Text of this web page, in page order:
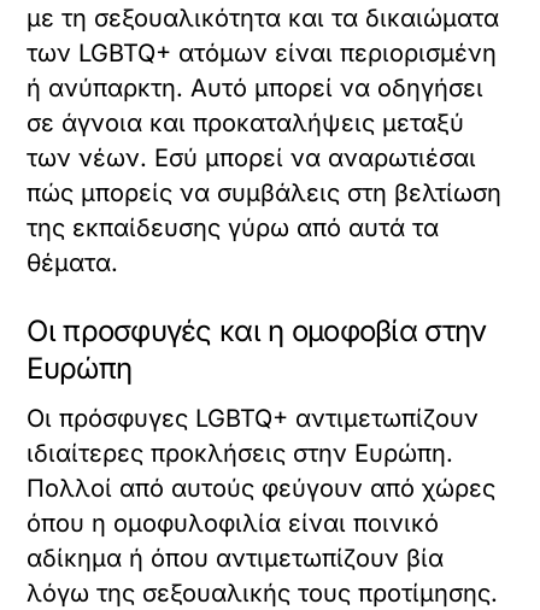
με τη σεξουαλικότητα και τα δικαιώματα
των LGBTQ+ ατόμων είναι περιορισμένη
ή ανύπαρκτη. Αυτό μπορεί να οδηγήσει
σε άγνοια και προκαταλήψεις μεταξύ
των νέων. Εσύ μπορεί να αναρωτιέσαι
πώς μπορείς να συμβάλεις στη βελτίωση
της εκπαίδευσης γύρω από αυτά τα
θέματα.
Οι προσφυγές και η ομοφοβία στην
Ευρώπη
Οι πρόσφυγες LGBTQ+ αντιμετωπίζουν
ιδιαίτερες προκλήσεις στην Ευρώπη.
Πολλοί από αυτούς φεύγουν από χώρες
όπου η ομοφυλοφιλία είναι ποινικό
αδίκημα ή όπου αντιμετωπίζουν βία
λόγω της σεξουαλικής τους προτίμησης.